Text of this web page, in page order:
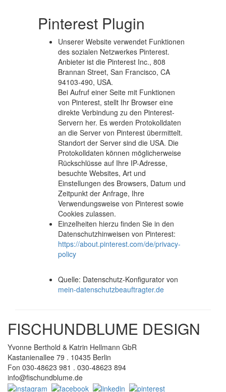
Pinterest Plugin
Unserer Website verwendet Funktionen
des sozialen Netzwerkes Pinterest.
Anbieter ist die Pinterest Inc., 808
Brannan Street, San Francisco, CA
94103-490, USA.
Bei Aufruf einer Seite mit Funktionen
von Pinterest, stellt Ihr Browser eine
direkte Verbindung zu den Pinterest-
Servern her. Es werden Protokolldaten
an die Server von Pinterest übermittelt.
Standort der Server sind die USA. Die
Protokolldaten können möglicherweise
Rückschlüsse auf Ihre IP-Adresse,
besuchte Websites, Art und
Einstellungen des Browsers, Datum und
Zeitpunkt der Anfrage, Ihre
Verwendungsweise von Pinterest sowie
Cookies zulassen.
Einzelheiten hierzu finden Sie in den
Datenschutzhinweisen von Pinterest:
https://about.pinterest.com/de/privacy-
policy
Quelle: Datenschutz-Konfigurator von
mein-datenschutzbeauftragter.de
FISCHUNDBLUME DESIGN
Yvonne Berthold & Katrin Hellmann GbR
Kastanienallee 79 . 10435 Berlin
Fon 030-48623 981 . 030-48623 894
info@fischundblume.de